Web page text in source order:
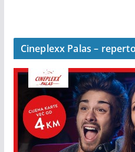
Cineplexx Palas –